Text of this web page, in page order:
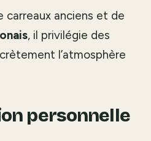
carreaux anciens et de
, il privilégie des
l’atmosphère
personnelle